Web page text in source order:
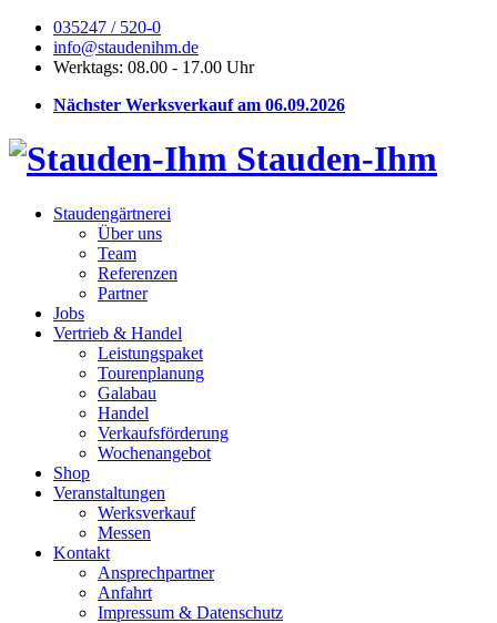
035247 / 520-0
info@staudenihm.de
Werktags: 08.00 - 17.00 Uhr
Nächster Werksverkauf am 06.09.2026
Stauden-Ihm
Staudengärtnerei
Über uns
Team
Referenzen
Partner
Jobs
Vertrieb & Handel
Leistungspaket
Tourenplanung
Galabau
Handel
Verkaufsförderung
Wochenangebot
Shop
Veranstaltungen
Werksverkauf
Messen
Kontakt
Ansprechpartner
Anfahrt
Impressum & Datenschutz